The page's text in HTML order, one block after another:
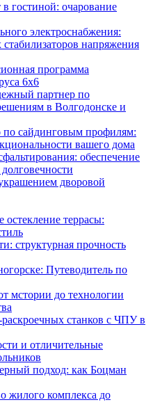
гостиной: очарование
электроснабжения:
напряжения
программа
6х6
партнер по
в Волгодонске и
по сайдинговым профилям:
вашего дома
обеспечение
дворовой
террасы:
структурная прочность
Путеводитель по
мстории до технологии
станков с ЧПУ в
и отличительные
подход: как Боцман
жилого комплекса до